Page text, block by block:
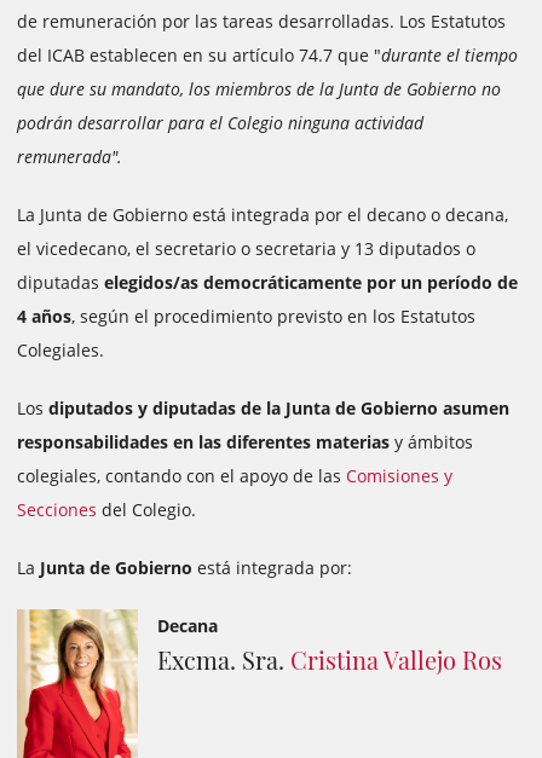
de remuneración por las tareas desarrolladas. Los Estatutos
del ICAB establecen en su artículo 74.7 que "durante el tiempo
que dure su mandato, los miembros de la Junta de Gobierno no
podrán desarrollar para el Colegio ninguna actividad
remunerada".
La Junta de Gobierno está integrada por el decano o decana,
el vicedecano, el secretario o secretaria y 13 diputados o
diputadas elegidos/as democráticamente por un período de
4 años, según el procedimiento previsto en los Estatutos
Colegiales.
Los diputados y diputadas de la Junta de Gobierno asumen
responsabilidades en las diferentes materias y ámbitos
colegiales, contando con el apoyo de las Comisiones y
Secciones del Colegio.
La Junta de Gobierno está integrada por:
Decana
Excma. Sra. Cristina Vallejo Ros